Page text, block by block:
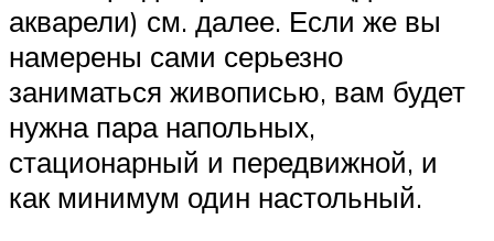
акварели) см. далее. Если же вы
намерены сами серьезно
заниматься живописью, вам будет
нужна пара напольных,
стационарный и передвижной, и
как минимум один настольный.